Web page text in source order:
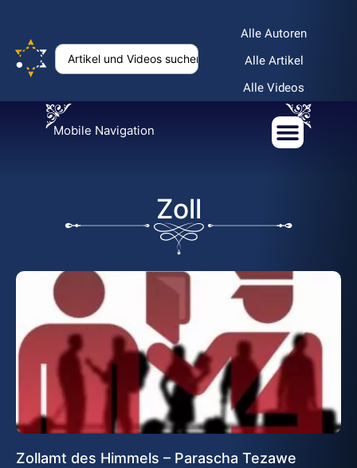
Alle Autoren
Alle Artikel
Alle Videos
Mobile Navigation
Zoll
Zollamt des Himmels – Parascha Tezawe